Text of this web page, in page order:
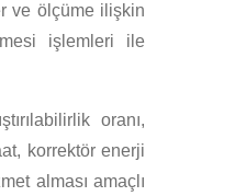
ve ölçüme ilişkin
işlemleri ile
oranı,
korrektör enerji
alması amaçlı